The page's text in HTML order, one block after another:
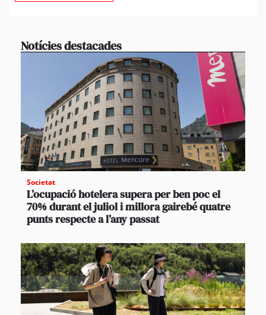
Notícies destacades
Societat
L’ocupació hotelera supera per ben poc el
70% durant el juliol i millora gairebé quatre
punts respecte a l’any passat